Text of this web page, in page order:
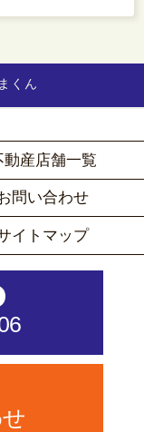
くん
動産店舗一覧
問い合わせ
イトマップ